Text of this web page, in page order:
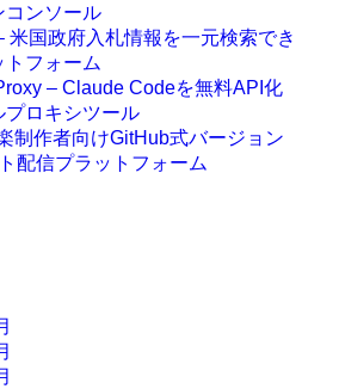
コンソール
米国政府入札情報を一元検索でき
トフォーム
– Claude Codeを無料API化
プロキシツール
制作者向けGitHub式バージョン
配信プラットフォーム